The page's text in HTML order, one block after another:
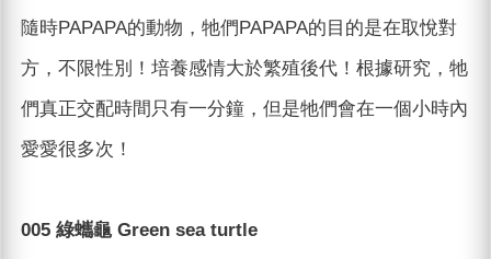
隨時PAPAPA的動物，牠們PAPAPA的目的是在取悅對
方，不限性別！培養感情大於繁殖後代！根據研究，牠
們真正交配時間只有一分鐘，但是牠們會在一個小時內
愛愛很多次！
005 綠蠵龜 Green sea turtle